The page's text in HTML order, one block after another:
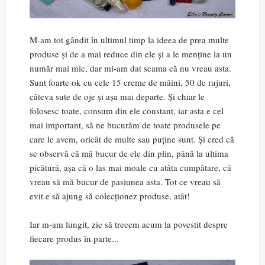
M-am tot gândit în ultimul timp la ideea de prea multe
produse și de a mai reduce din ele și a le menține la un
număr mai mic, dar mi-am dat seama că nu vreau asta.
Sunt foarte ok cu cele 15 creme de mâini, 50 de rujuri,
câteva sute de oje și așa mai departe. Și chiar le
folosesc toate, consum din ele constant, iar asta e cel
mai important, să ne bucurăm de toate produsele pe
care le avem, oricât de multe sau puține sunt. Și cred că
se observă că mă bucur de ele din plin, până la ultima
picătură, așa că o las mai moale cu atâta cumpătare, că
vreau să mă bucur de pasiunea asta. Tot ce vreau să
evit e să ajung să colecționez produse, atât!
Iar m-am lungit, zic să trecem acum la povestit despre
fiecare produs în parte...